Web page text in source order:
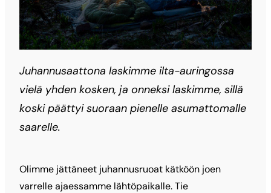
Juhannusaattona laskimme ilta-auringossa
vielä yhden kosken, ja onneksi laskimme, sillä
koski päättyi suoraan pienelle asumattomalle
saarelle.
Olimme jättäneet juhannusruoat kätköön joen
varrelle ajaessamme lähtöpaikalle. Tie